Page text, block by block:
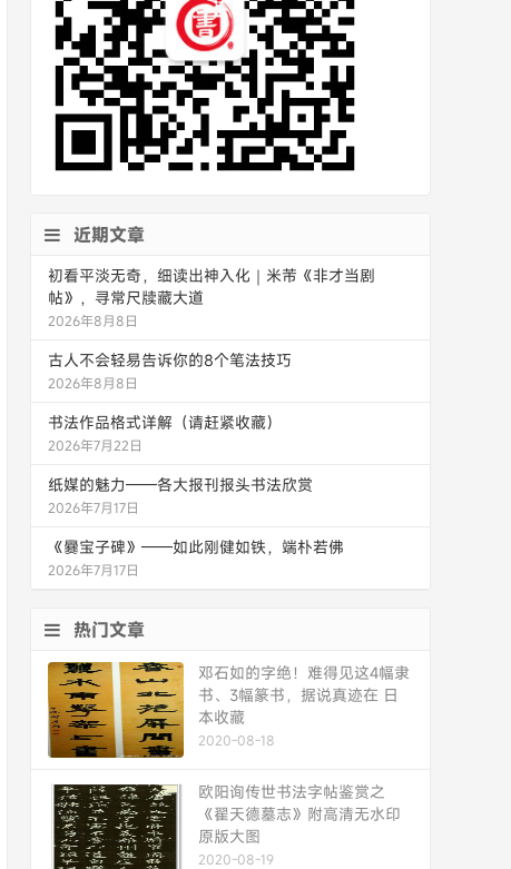
近期文章
初看平淡无奇，细读出神入化｜米芾《非才当剧
帖》，寻常尺牍藏大道
2026年8月8日
古人不会轻易告诉你的8个笔法技巧
2026年8月8日
书法作品格式详解（请赶紧收藏）
2026年7月22日
纸媒的魅力——各大报刊报头书法欣赏
2026年7月17日
《爨宝子碑》——如此刚健如铁，端朴若佛
2026年7月17日
热门文章
邓石如的字绝！难得见这4幅隶
书、3幅篆书，据说真迹在 日
本收藏
2020-08-18
欧阳询传世书法字帖鉴赏之
《翟天德墓志》附高清无水印
原版大图
2020-08-19